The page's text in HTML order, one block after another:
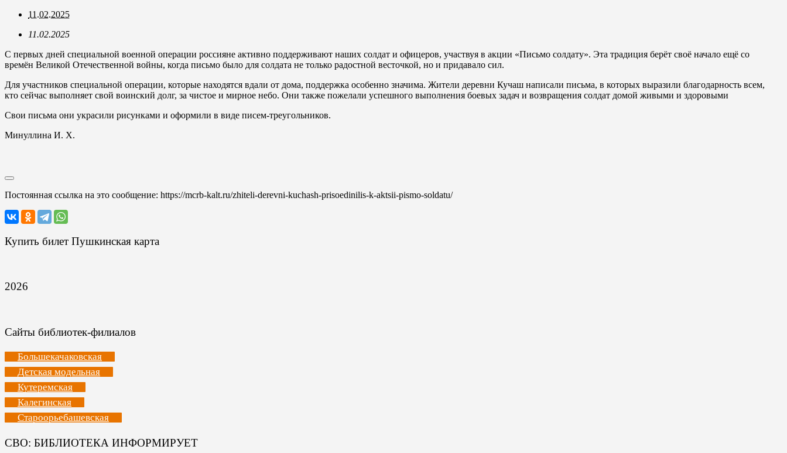
11.02.2025
11.02.2025
С первых дней специальной военной операции россияне активно поддерживают наших солдат и офицеров, участвуя в акции «Письмо солдату». Эта традиция берёт своё начало ещё со
времён Великой Отечественной войны, когда письмо было для солдата не только радостной весточкой, но и придавало сил.
Для участников специальной операции, которые находятся вдали от дома, поддержка особенно значима. Жители деревни Кучаш написали письма, в которых выразили благодарность всем,
кто сейчас выполняет свой воинский долг, за чистое и мирное небо. Они также пожелали успешного выполнения боевых задач и возвращения солдат домой живыми и здоровыми
Свои письма они украсили рисунками и оформили в виде писем-треугольников.
Минуллина И. Х.
Постоянная ссылка на это сообщение: https://mcrb-kalt.ru/zhiteli-derevni-kuchash-prisoedinilis-k-aktsii-pismo-soldatu/
Купить билет Пушкинская карта
2026
Сайты библиотек-филиалов
Большекачаковская
Детская модельная
Кутеремская
Калегинская
Староорьебашевская
СВО: БИБЛИОТЕКА ИНФОРМИРУЕТ